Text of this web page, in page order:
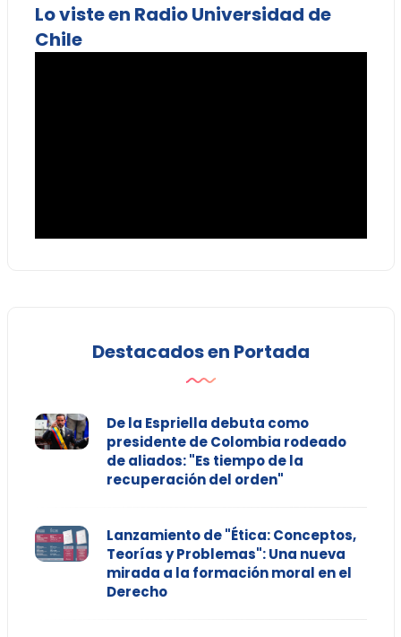
Lo viste en Radio Universidad de
Chile
Destacados en Portada
De la Espriella debuta como
presidente de Colombia rodeado
de aliados: "Es tiempo de la
recuperación del orden"
Lanzamiento de "Ética: Conceptos,
Teorías y Problemas": Una nueva
mirada a la formación moral en el
Derecho